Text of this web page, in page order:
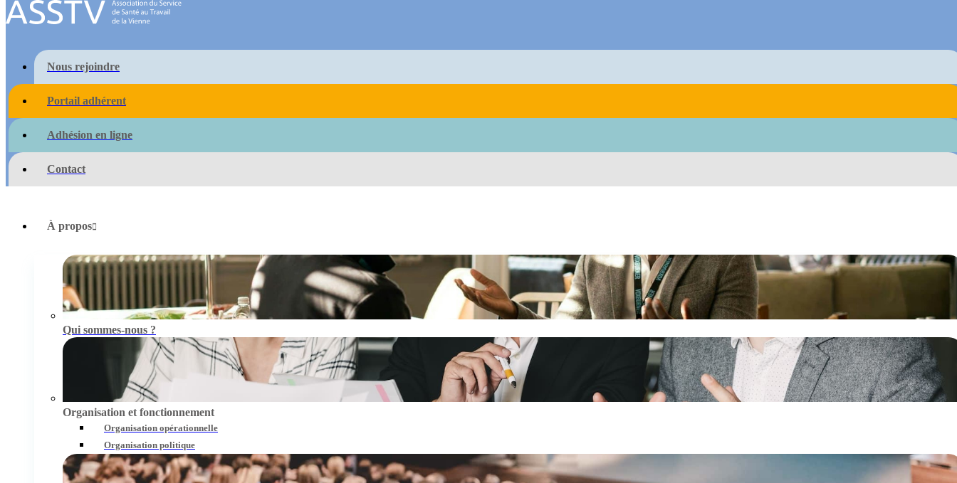
Nous rejoindre
Portail adhérent
Adhésion en ligne
Contact
À propos
Qui sommes-nous ?
Organisation et fonctionnement
Organisation opérationnelle
Organisation politique